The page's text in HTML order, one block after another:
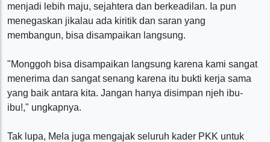
menjadi lebih maju, sejahtera dan berkeadilan. Ia pun
menegaskan jikalau ada kiritik dan saran yang
membangun, bisa disampaikan langsung.
"Monggoh bisa disampaikan langsung karena kami sangat
menerima dan sangat senang karena itu bukti kerja sama
yang baik antara kita. Jangan hanya disimpan njeh ibu-
ibu!," ungkapnya.
Tak lupa, Mela juga mengajak seluruh kader PKK untuk